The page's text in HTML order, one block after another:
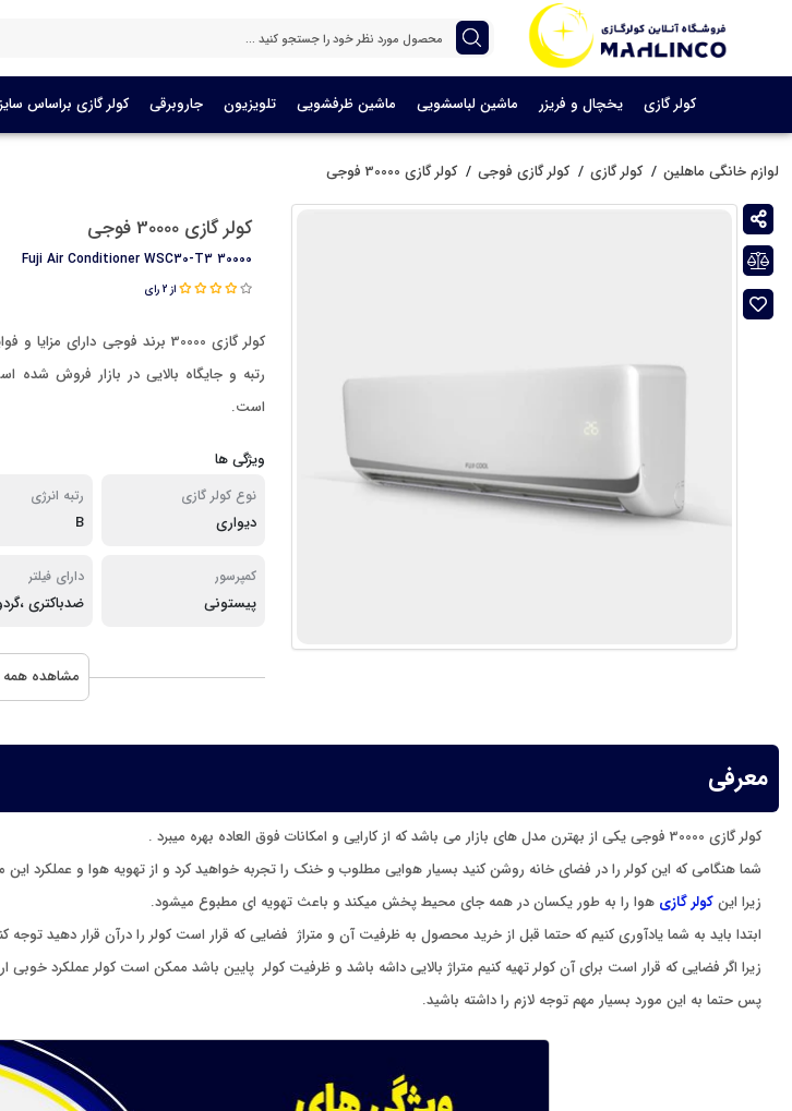
کولر گازی یخچال و فریزر ماشین لباسشویی ماشین ظرفشویی تلویزیون جاروبرقی کولر گازی براساس سایز
لوازم خانگی ماهلین کولر گازی کولر گازی فوجی کولر گازی 30000 فوجی
کولر گازی 30000 فوجی
Fuji Air Conditioner WSC30-T3 30000
از 2 رای
کولر گازی 30000 برند فوجی
رتبه و جایگاه بالایی در بازار فروش شده
است.
ویژگی ها
نوع کولر گازی
دیواری
رتبه انرژی
B
کمپرسور
پیستونی
دارای فیلتر
ضدباکتری
مشاهده همه
معرفی
کولر گازی 30000 فوجی یکی از بهترن مدل های بازار می باشد که از کارایی و امکانات فوق العاده بهره میبرد .
شما هنگامی که این کولر را در فضای خانه روشن کنید بسیار هوایی مطلوب و خنک را تجربه خواهید کرد و از تهویه هوا و عملکرد
زیرا اینکولر گازی هوا را به طور یکسان در همه جای محیط پخش میکند و باعث تهویه ای مطبوع میشود.
ابتدا باید به شما یادآوری کنیم که حتما قبل از خرید محصول به ظرفیت آن و متراژ فضایی که قرار است کولر را درآن قرار دهید توجه
زیرا اگر فضایی که قرار است برای آن کولر تهیه کنیم متراژ بالایی داشه باشد و ظرفیت کولر پایین باشد ممکن است کولر عملکرد
پس حتما به این مورد بسیار مهم توجه لازم را داشته باشید.